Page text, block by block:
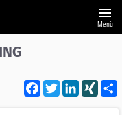
menu
Menü
Facebook
Twitter XING